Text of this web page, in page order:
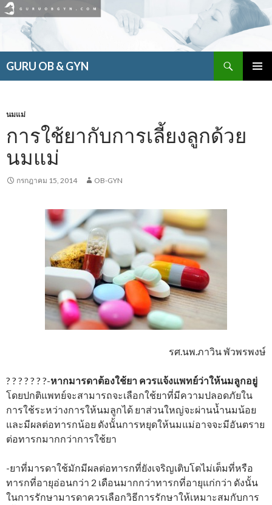
GURU OB & GYN
เนื้อหา
นมแม่
การใช้ยากับการเลี้ยงลูกด้วย
นมแม่
กรกฎาคม 15, 2014 OB-GYN
รศ.นพ.ภาวิน พัวพรพงษ์
? ? ? ? ? ? ?-หากมารดาต้องใช้ยา ควรแจ้งแพทย์ว่าให้นมลูกอยู่
โดยปกติแพทย์จะสามารถจะเลือกใช้ยาที่มีความปลอดภัยใน
การใช้ระหว่างการให้นมลูกได้ ยาส่วนใหญ่จะผ่านน้ำนมน้อย
และมีผลต่อทารกน้อย ดังนั้นการหยุดให้นมแม่อาจจะมีอันตราย
ต่อทารกมากกว่าการใช้ยา
-ยาที่มารดาใช้มักมีผลต่อทารกที่ยังเจริญเติบโตไม่เต็มที่หรือ
ทารกที่อายุอ่อนกว่า 2 เดือนมากกว่าทารกที่อายุแก่กว่า ดังนั้น
ในการรักษามารดาควรเลือกวิธีการรักษาให้เหมาะสมกับการ